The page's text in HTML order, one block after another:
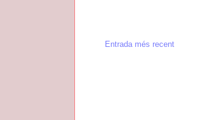
Entrada més recent